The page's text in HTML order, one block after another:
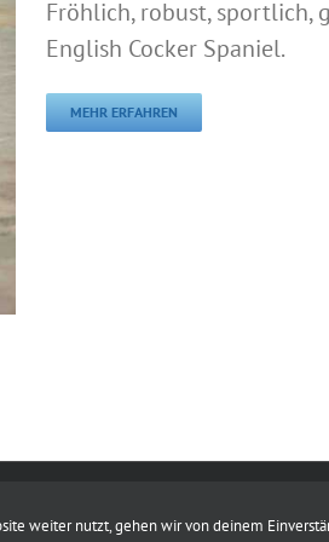
Fröhlich, robust, sportlich,
English Cocker Spaniel.
MEHR ERFAHREN
weiter nutzt, gehen wir von deinem